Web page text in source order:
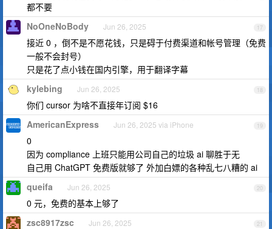
都不要
17
NoOneNoBody Jun 26, 2025
接近 0 ，倒不是不愿花钱，只是碍于付费渠道和帐号管理（免费
一般不会封号）
只是花了点小钱在国内引擎，用于翻译字幕
18
kylebing Jun 26, 2025
你们 cursor 为啥不直接年订阅 $16
19
AmericanExpress Jun 26, 2025 via iPhone
0
因为 compliance 上班只能用公司自己的垃圾 ai 聊胜于无
自己用 ChatGPT 免费版就够了 外加白嫖的各种乱七八糟的 ai
20
queifa Jun 26, 2025
0 元，免费的基本上够了
21
zsc8917zsc Jun 26, 2025